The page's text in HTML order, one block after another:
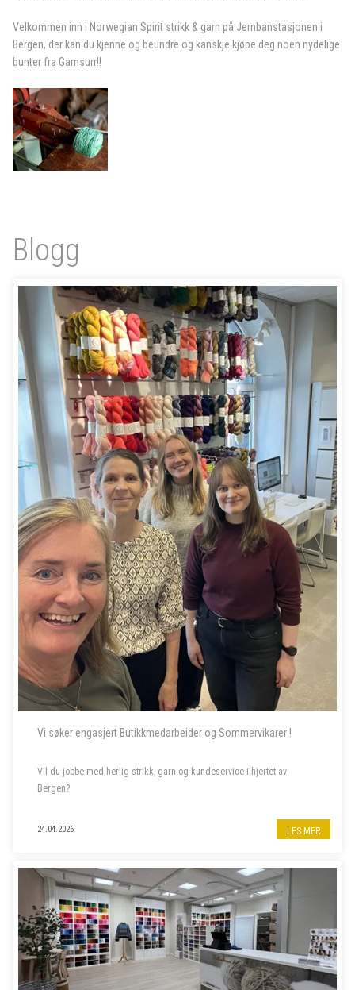
Velkommen inn i Norwegian Spirit strikk & garn på Jernbanstasjonen i
Bergen, der kan du kjenne og beundre og kanskje kjøpe deg noen nydelige
bunter fra Garnsurr!!
Blogg
Vi søker engasjert Butikkmedarbeider og Sommervikarer !
Vil du jobbe med herlig strikk, garn og kundeservice i hjertet av
Bergen?
Til garnbutikken vår i Bergen sentrum søker vi butikkmedarbeider i
80% stilling, samt to sommervikarer. Les mer om stillingene nedenfor.
- - - - -
24.04.2026 LES MER